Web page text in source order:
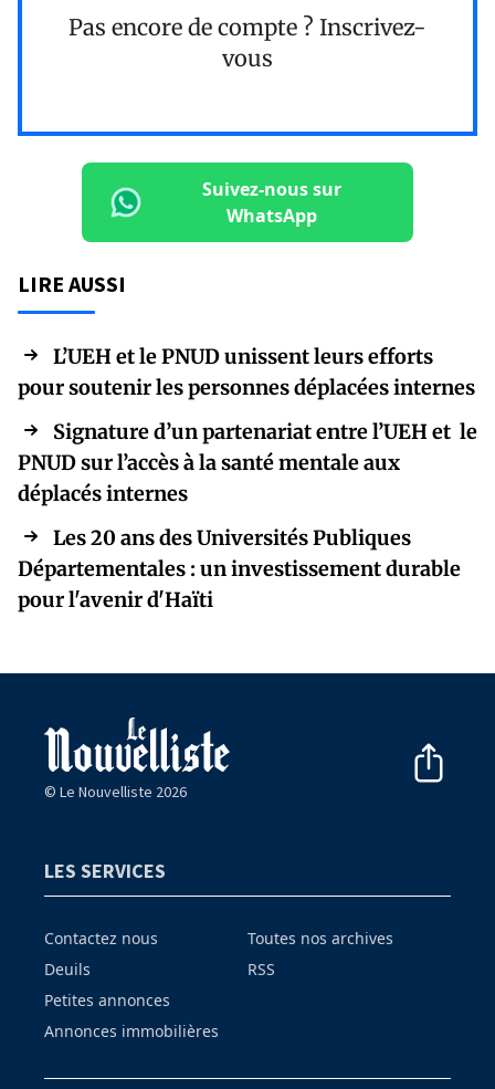
Pas encore de compte ? Inscrivez-
vous
Suivez-nous sur
WhatsApp
LIRE AUSSI
L’UEH et le PNUD unissent leurs efforts
pour soutenir les personnes déplacées internes
Signature d’un partenariat entre l’UEH et le
PNUD sur l’accès à la santé mentale aux
déplacés internes
Les 20 ans des Universités Publiques
Départementales : un investissement durable
pour l'avenir d'Haïti
© Le Nouvelliste 2026
LES SERVICES
Contactez nous
Deuils
Petites annonces
Annonces immobilières
Toutes nos archives
RSS